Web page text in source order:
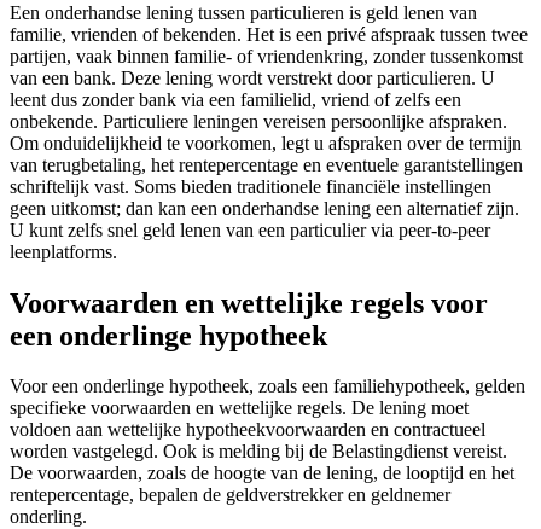
Een onderhandse lening tussen particulieren is geld lenen van
familie, vrienden of bekenden. Het is een privé afspraak tussen twee
partijen, vaak binnen familie- of vriendenkring, zonder tussenkomst
van een bank. Deze lening wordt verstrekt door particulieren. U
leent dus zonder bank via een familielid, vriend of zelfs een
onbekende. Particuliere leningen vereisen persoonlijke afspraken.
Om onduidelijkheid te voorkomen, legt u afspraken over de termijn
van terugbetaling, het rentepercentage en eventuele garantstellingen
schriftelijk vast. Soms bieden traditionele financiële instellingen
geen uitkomst; dan kan een onderhandse lening een alternatief zijn.
U kunt zelfs snel geld lenen van een particulier via peer-to-peer
leenplatforms.
Voorwaarden en wettelijke regels voor
een onderlinge hypotheek
Voor een onderlinge hypotheek, zoals een familiehypotheek, gelden
specifieke voorwaarden en wettelijke regels. De lening moet
voldoen aan wettelijke hypotheekvoorwaarden en contractueel
worden vastgelegd. Ook is melding bij de Belastingdienst vereist.
De voorwaarden, zoals de hoogte van de lening, de looptijd en het
rentepercentage, bepalen de geldverstrekker en geldnemer
onderling.